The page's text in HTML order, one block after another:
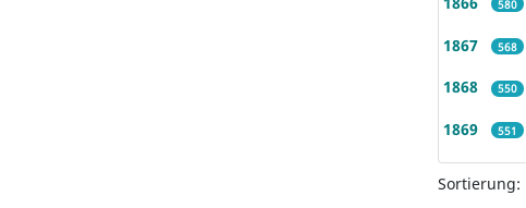
580
1867 568
1868 550
1869 551
Sortierung: